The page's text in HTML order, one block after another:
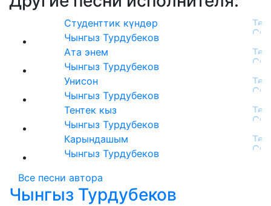
Студенттик күндөр
Чынгыз Турдубеков
Ата энем
Чынгыз Турдубеков
Унисон
Чынгыз Турдубеков
Тентек кыз
Чынгыз Турдубеков
Карындашым
Чынгыз Турдубеков
Все песни автора
Чынгыз Турдубеков